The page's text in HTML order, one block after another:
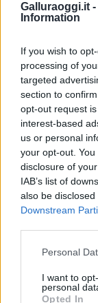
Galluraoggi.it -
Information
If you wish to
processing of
targeted
section to
opt-out request
interest-based
us or personal
your opt-out.
disclosure of
IAB’s list of
also be
Downstream
Please note that
not limited to
grant or deny
Personal
I want to
personal
Opted In
F
a
ce
b
o
o
k
T
w
it
te
r
NOTIZIE RECENTI
Le